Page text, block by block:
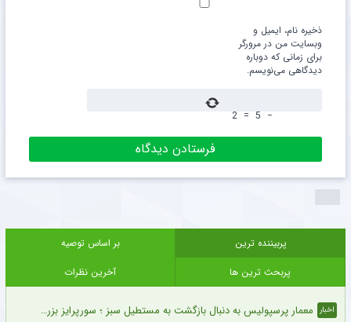
ذخیره نام، ایمیل و
وبسایت من در مرورگر
برای زمانی که دوباره
دیدگاهی می‌نویسم.
−
5
=
2
پربیننده ترین
بر اساس توصیه
پربحث ترین ها
آخرین نظرات
اخبار معمار پرسپولیس به دنبال بازگشت به مستطیل سبز ؛ سورپرایز بزرگ در راه است ؟ + جزئیات